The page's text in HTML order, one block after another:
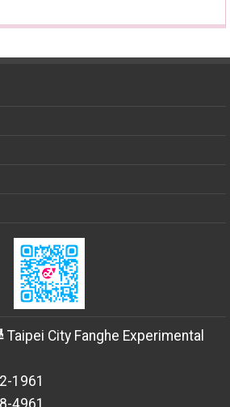
Taipei City Fanghe Experimental
1961
4961